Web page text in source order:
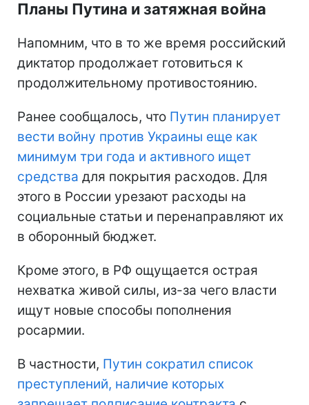
Планы Путина и затяжная война
Напомним, что в то же время российский
диктатор продолжает готовиться к
продолжительному противостоянию.
Ранее сообщалось, что Путин планирует
вести войну против Украины еще как
минимум три года и активного ищет
средства для покрытия расходов. Для
этого в России урезают расходы на
социальные статьи и перенаправляют их
в оборонный бюджет.
Кроме этого, в РФ ощущается острая
нехватка живой силы, из-за чего власти
ищут новые способы пополнения
росармии.
В частности, Путин сократил список
преступлений, наличие которых